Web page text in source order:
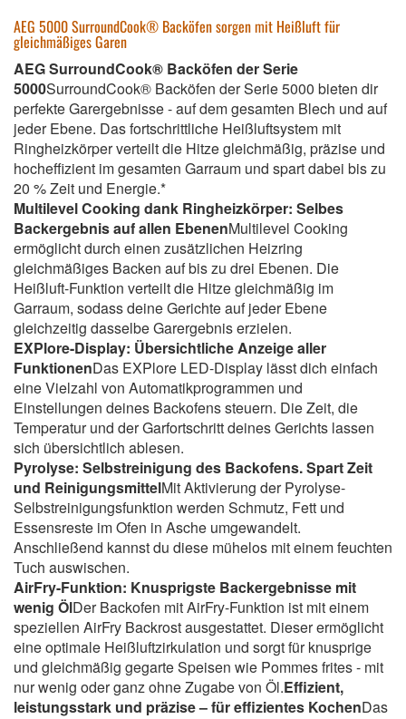
AEG 5000 SurroundCook® Backöfen sorgen mit Heißluft für
gleichmäßiges Garen
AEG SurroundCook® Backöfen der Serie
5000SurroundCook® Backöfen der Serie 5000 bieten dir
perfekte Garergebnisse - auf dem gesamten Blech und auf
jeder Ebene. Das fortschrittliche Heißluftsystem mit
Ringheizkörper verteilt die Hitze gleichmäßig, präzise und
hocheffizient im gesamten Garraum und spart dabei bis zu
20 % Zeit und Energie.*
Multilevel Cooking dank Ringheizkörper: Selbes
Backergebnis auf allen EbenenMultilevel Cooking
ermöglicht durch einen zusätzlichen Heizring
gleichmäßiges Backen auf bis zu drei Ebenen. Die
Heißluft-Funktion verteilt die Hitze gleichmäßig im
Garraum, sodass deine Gerichte auf jeder Ebene
gleichzeitig dasselbe Garergebnis erzielen.
EXPlore-Display: Übersichtliche Anzeige aller
FunktionenDas EXPlore LED-Display lässt dich einfach
eine Vielzahl von Automatikprogrammen und
Einstellungen deines Backofens steuern. Die Zeit, die
Temperatur und der Garfortschritt deines Gerichts lassen
sich übersichtlich ablesen.
Pyrolyse: Selbstreinigung des Backofens. Spart Zeit
und ReinigungsmittelMit Aktivierung der Pyrolyse-
Selbstreinigungsfunktion werden Schmutz, Fett und
Essensreste im Ofen in Asche umgewandelt.
Anschließend kannst du diese mühelos mit einem feuchten
Tuch auswischen.
AirFry-Funktion: Knusprigste Backergebnisse mit
wenig ÖlDer Backofen mit AirFry-Funktion ist mit einem
speziellen AirFry Backrost ausgestattet. Dieser ermöglicht
eine optimale Heißluftzirkulation und sorgt für knusprige
und gleichmäßig gegarte Speisen wie Pommes frites - mit
nur wenig oder ganz ohne Zugabe von Öl.Effizient,
leistungsstark und präzise – für effizientes KochenDas